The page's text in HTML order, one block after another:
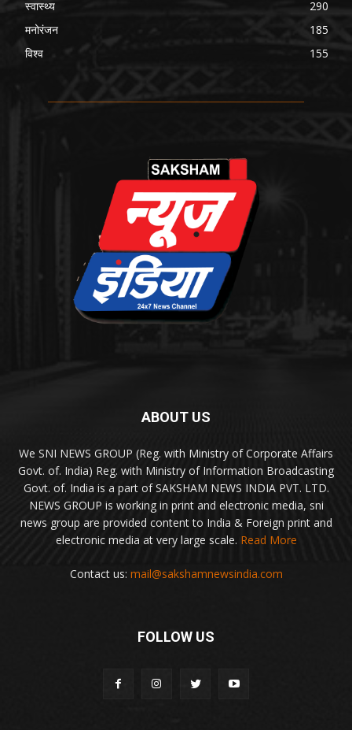
स्वास्थ्य
290
मनोरंजन
185
विश्व
155
ABOUT US
We SNI NEWS GROUP (Reg. with Ministry of Corporate Affairs
Govt. of. India) Reg. with Ministry of Information Broadcasting
Govt. of. India is a part of SAKSHAM NEWS INDIA PVT. LTD.
NEWS GROUP is working in print and electronic media, sni
news group are provided content to India & Foreign print and
electronic media at very large scale. Read More
Contact us: mail@sakshamnewsindia.com
FOLLOW US